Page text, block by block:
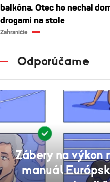
balkóna. Otec ho nechal
drogami na stole
Zahraničie
Odporúčame
Zábery na výkon
manuál